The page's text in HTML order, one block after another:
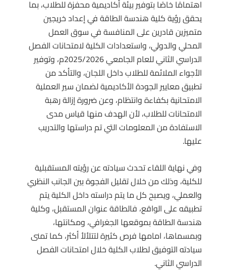
اهتمامًا خاصًا بتوفير بيئة أكاديمية محفزة للطلاب، بما
يحقق رؤية كلية هندسة الطاقة في إعداد خريجين
متميزين قادرين على المنافسة في سوق العمل
المحلي والدولي، واستعدادات الكلية لامتحانات الفصل
الدراسي الثاني للعام الجامعي 2025/2026م، وتوفير
الأجواء الملائمة للطلاب داخل اللجان، والتأكد من
تطبيق معايير الجودة الأكاديمية لضمان سير العملية
الامتحانية بكفاءة وانتظام، وعن ضرورة إزالة رهبة
الامتحانات للطلاب، لأن الهدف منها قياس مدى
الاستفادة من المعلومات التي تم دراستها والتدريب
عليها.
وفي نهاية اللقاء تحدث سيادته عن رؤيته المستقبلية
للكلية، وذلك من خلال تقليل الفجوة بين الجانب النظري
والعملي، ويصبح كل ما يتم دراسته داخل الكلية يتم
تطبيقه على الواقع، فالطاقة عنوان المستقبل، وكلية
هندسة الطاقة بموقعها الجغرافي، ومكانتها،
وبمسماها، امامها فرص كثيرة لتتلألأ أكثر، كما تمنى
سيادته التوفيق لطلاب الكلية خلال امتحانات الفصل
الدراسي الثاني.